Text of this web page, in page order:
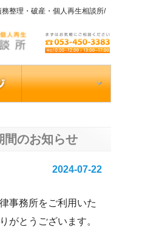
整理・破産・個人再生相談所/
間のお知らせ
2024-07-22
事務所をご利用いた
がとうございます。